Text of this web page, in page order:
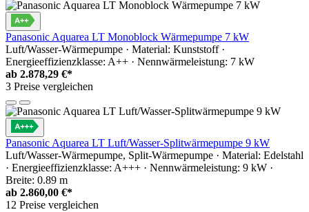
Panasonic Aquarea LT Monoblock Wärmepumpe 7 kW
Luft/Wasser-Wärmepumpe · Material: Kunststoff ·
Energieeffizienzklasse: A++ · Nennwärmeleistung: 7 kW
ab 2.878,29 €*
3 Preise vergleichen
Panasonic Aquarea LT Luft/Wasser-Splitwärmepumpe 9 kW
Luft/Wasser-Wärmepumpe, Split-Wärmepumpe · Material: Edelstahl
· Energieeffizienzklasse: A+++ · Nennwärmeleistung: 9 kW ·
Breite: 0.89 m
ab 2.860,00 €*
12 Preise vergleichen